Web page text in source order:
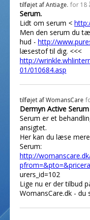
tilføjet afAntiage. for 18
Serum.
Lidt om serum <
Men den serum du
hud - http://
læsestof til dig. <<<
http://
01/010684.asp
tilføjet afWomansCare
Dermyn Active
Serum er et
ansigtet.
Her kan du læse
Serum:
http://
urers_id=102
Lige nu er der tilbud
WomansCare.dk - du